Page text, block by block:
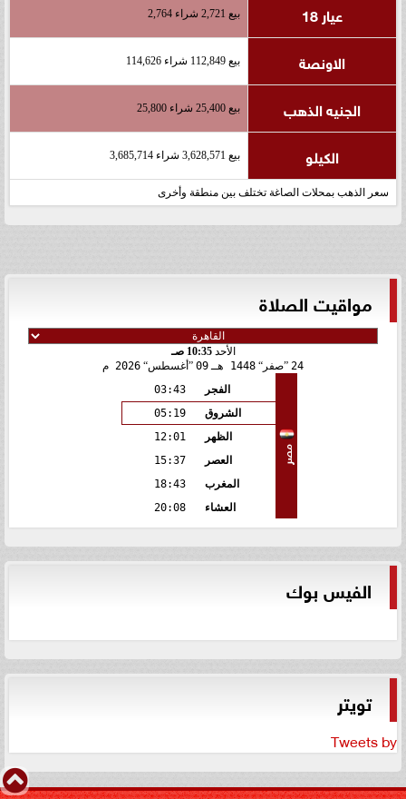
عيار 18 بيع 2,721 شراء 2,764
الاونصة بيع 112,849 شراء 114,626
الجنيه الذهب بيع 25,400 شراء 25,800
الكيلو بيع 3,628,571 شراء 3,685,714
سعر الذهب بمحلات الصاغة تختلف بين منطقة وأخرى
مواقيت الصلاة
الأحد10:35 صـ
24 صفر 1448 هـ 09 أغسطس 2026 م
مصر
الفجر
03:43
الشروق
05:19
الظهر
12:01
العصر
15:37
المغرب
18:43
العشاء
20:08
الفيس بوك
تويتر
Tweets by